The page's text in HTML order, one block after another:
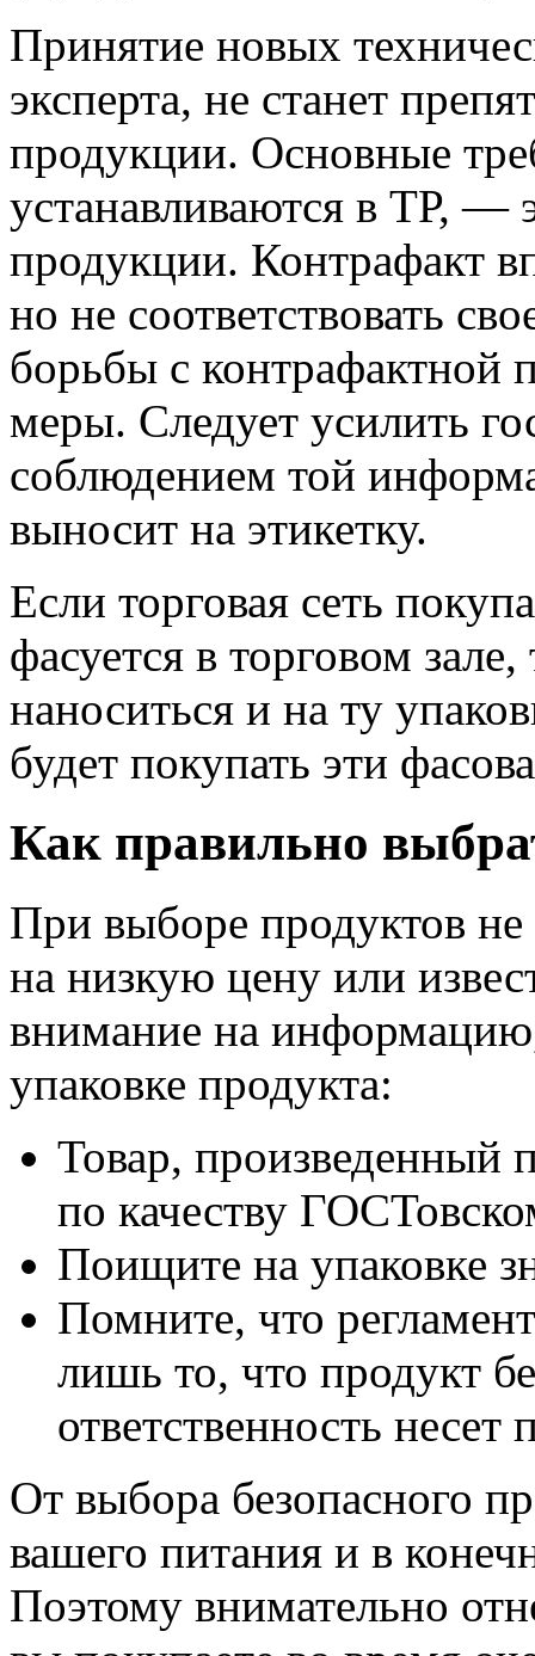
Принятие новых
эксперта, не станет
продукции. Основные
устанавливаются в ТР, —
продукции. Контрафакт
но не соответствовать
борьбы с контрафактной
меры. Следует усилить
соблюдением той
выносит на этикетку.
Если торговая сеть
фасуется в торговом
наноситься и на ту
будет покупать эти
Как правильно
При выборе продуктов не
на низкую цену или
внимание на
упаковке продукта:
Товар, произведенный
по качеству
Поищите на упаковке
Помните, что
лишь то, что продукт
ответственность несет
От выбора безопасного
вашего питания и в
Поэтому внимательно